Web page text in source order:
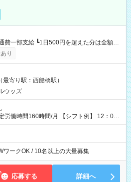
は自己負担となります ★日払いOK！
たその日に現金GET♪ お仕事後はコンビニ
り
寄り駅：西船橋駅）
ウッズ
時間/月 【シフト例】 12：00
ワークOK / 10名以上の大量募集
応募する 詳細へ